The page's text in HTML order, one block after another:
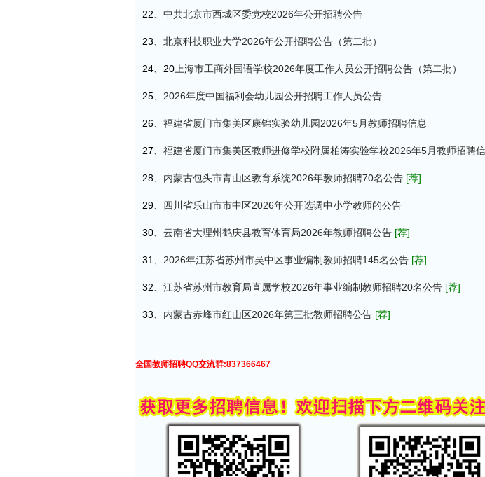
22、 中共北京市西城区委党校2026年公开招聘公告
23、 北京科技职业大学2026年公开招聘公告（第二批）
24、20 上海市工商外国语学校2026年度工作人员公开招聘公告（第二批）
25、 2026年度中国福利会幼儿园公开招聘工作人员公告
26、 福建省厦门市集美区康锦实验幼儿园2026年5月教师招聘信息
27、 福建省厦门市集美区教师进修学校附属柏涛实验学校2026年5月教师招聘
28、 内蒙古包头市青山区教育系统2026年教师招聘70名公告 [荐]
29、 四川省乐山市市中区2026年公开选调中小学教师的公告
30、 云南省大理州鹤庆县教育体育局2026年教师招聘公告 [荐]
31、 2026年江苏省苏州市吴中区事业编制教师招聘145名公告 [荐]
32、 江苏省苏州市教育局直属学校2026年事业编制教师招聘20名公告 [荐]
33、 内蒙古赤峰市红山区2026年第三批教师招聘公告 [荐]
全国教师招聘QQ交流群:837366467